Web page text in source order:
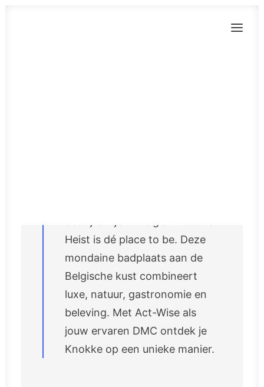
Heist is dé place to be. Deze
mondaine badplaats aan de
Belgische kust combineert
luxe, natuur, gastronomie en
beleving. Met Act-Wise als
jouw ervaren DMC ontdek je
Knokke op een unieke manier.